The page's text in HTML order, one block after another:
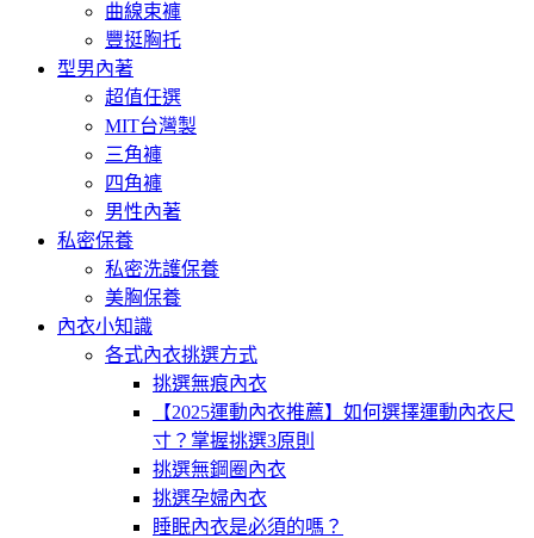
曲線束褲
豐挺胸托
型男內著
超值任選
MIT台灣製
三角褲
四角褲
男性內著
私密保養
私密洗護保養
美胸保養
內衣小知識
各式內衣挑選方式
挑選無痕內衣
【2025運動內衣推薦】如何選擇運動內衣尺
寸？掌握挑選3原則
挑選無鋼圈內衣
挑選孕婦內衣
睡眠內衣是必須的嗎？